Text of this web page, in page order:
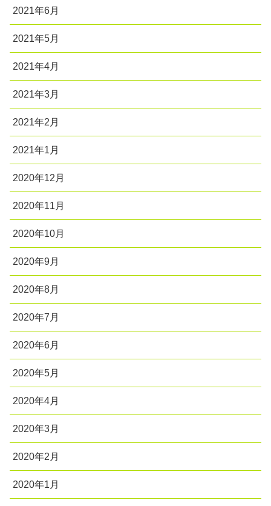
2021年6月
2021年5月
2021年4月
2021年3月
2021年2月
2021年1月
2020年12月
2020年11月
2020年10月
2020年9月
2020年8月
2020年7月
2020年6月
2020年5月
2020年4月
2020年3月
2020年2月
2020年1月